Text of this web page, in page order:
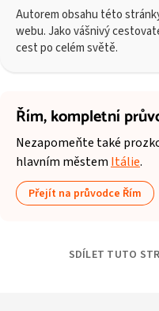
Autorem obsahu této
webu. Jako vášnivý
cest po celém světě.
Řím,kompletní
Nezapomeňte také
hlavním městem Itálie.
Přejít na průvodce Řím
SDÍLET TUTO